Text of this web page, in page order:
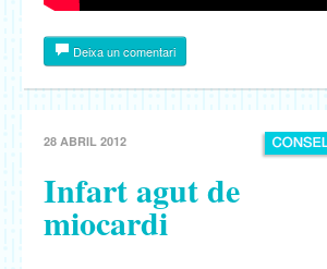
Deixa un comentari
28 ABRIL 2012
Infart agut de
miocardi